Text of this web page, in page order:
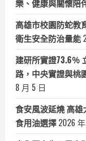
樂、健康與關懷陪
高雄市校園防蛇教
衛生安全防治量能
建研所實證73.6％
路，中央實證與桃
8 月 5 日
食安風波延燒 高
食用油選擇 2026